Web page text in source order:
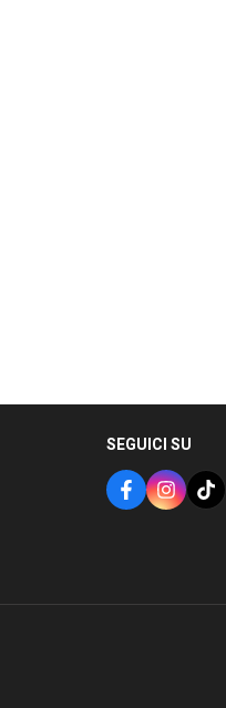
SEGUICI SU